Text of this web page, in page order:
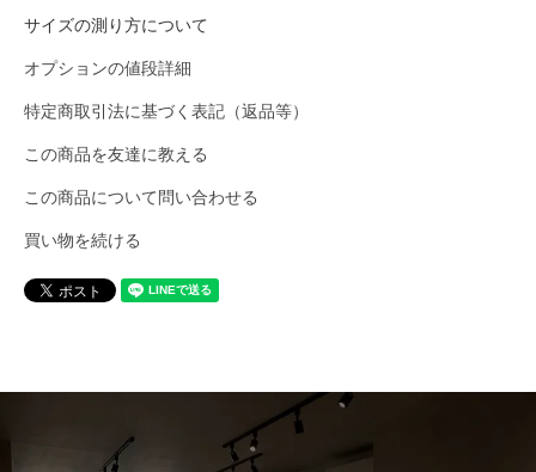
サイズの測り方について
オプションの値段詳細
特定商取引法に基づく表記（返品等）
この商品を友達に教える
この商品について問い合わせる
買い物を続ける
Cotton Expressions
DEHEN